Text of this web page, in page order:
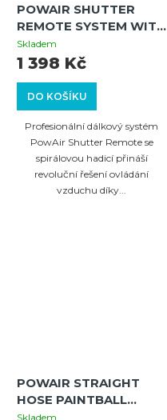
POWAIR SHUTTER
REMOTE SYSTEM WITH
ON/OFF (BLACK)
Skladem
DO KOŠÍKU
1 398 Kč
Profesionální dálkový systém
PowAir Shutter Remote se
spirálovou hadicí přináší
revoluční řešení ovládání
vzduchu díky...
POWAIR STRAIGHT
HOSE PAINTBALL
REMOTE SYSTEM
Skladem